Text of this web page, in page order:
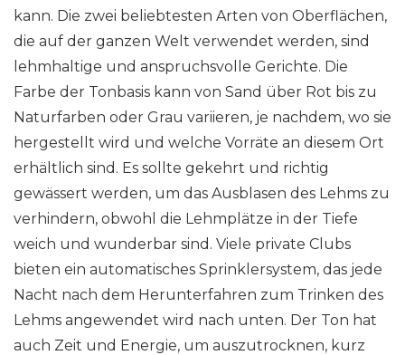
kann. Die zwei beliebtesten Arten von Oberflächen,
die auf der ganzen Welt verwendet werden, sind
lehmhaltige und anspruchsvolle Gerichte. Die
Farbe der Tonbasis kann von Sand über Rot bis zu
Naturfarben oder Grau variieren, je nachdem, wo sie
hergestellt wird und welche Vorräte an diesem Ort
erhältlich sind. Es sollte gekehrt und richtig
gewässert werden, um das Ausblasen des Lehms zu
verhindern, obwohl die Lehmplätze in der Tiefe
weich und wunderbar sind. Viele private Clubs
bieten ein automatisches Sprinklersystem, das jede
Nacht nach dem Herunterfahren zum Trinken des
Lehms angewendet wird nach unten. Der Ton hat
auch Zeit und Energie, um auszutrocknen, kurz